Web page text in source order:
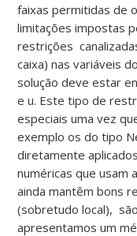
faixas permitidas de
limitações impostas
restrições
caixa) nas variáveis
solução deve estar
e u. Este tipo de
especiais uma vez
exemplo os do tipo
diretamente
numéricas que usam
ainda mantêm bons
(sobretudo local),
apresentamos um